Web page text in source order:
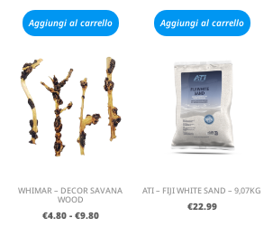
Aggiungi al carrello Aggiungi al carrello
WHIMAR – DECOR SAVANA
WOOD
€4.80 - €9.80
ATI – FIJI WHITE SAND – 9,07KG
€22.99